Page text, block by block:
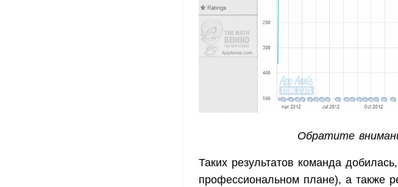
Обратите
Таких результатов команда
профессиональном плане), а также